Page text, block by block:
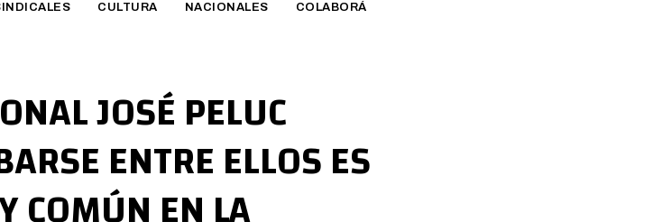
CULTURA NACIONALES COLABORÁ
JOSÉ PELUC
ENTRE ELLOS ES